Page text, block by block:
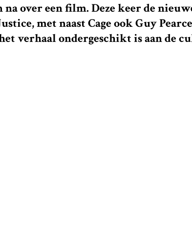
over een film. Deze keer de
met naast Cage ook Guy
verhaal ondergeschikt is aan de